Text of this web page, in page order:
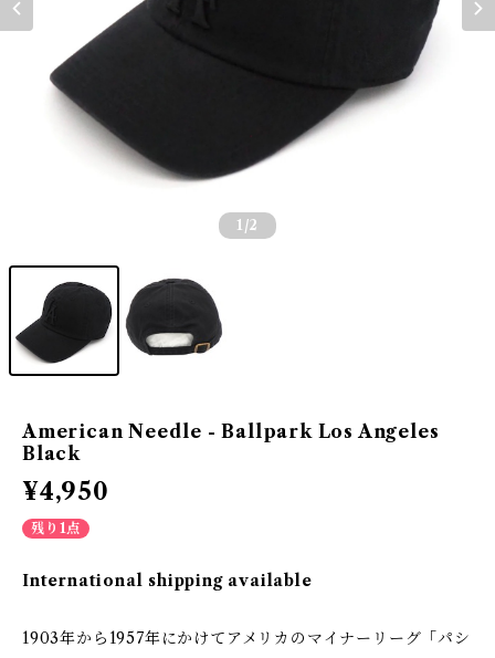
1 /2
American Needle - Ballpark Los Angeles
Black
¥4,950
残り1点
International shipping available
1903年から1957年にかけてアメリカのマイナーリーグ「パシ